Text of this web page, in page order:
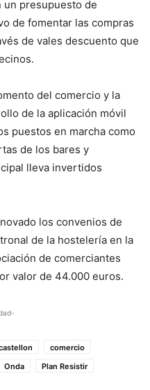
un presupuesto de
de fomentar las compras
de vales descuento que
del comercio y la
de la aplicación móvil
puestos en marcha como
de los bares y
lleva invertidos
los convenios de
de la hostelería en la
de comerciantes
valor de 44.000 euros.
comercio
Onda Plan Resistir